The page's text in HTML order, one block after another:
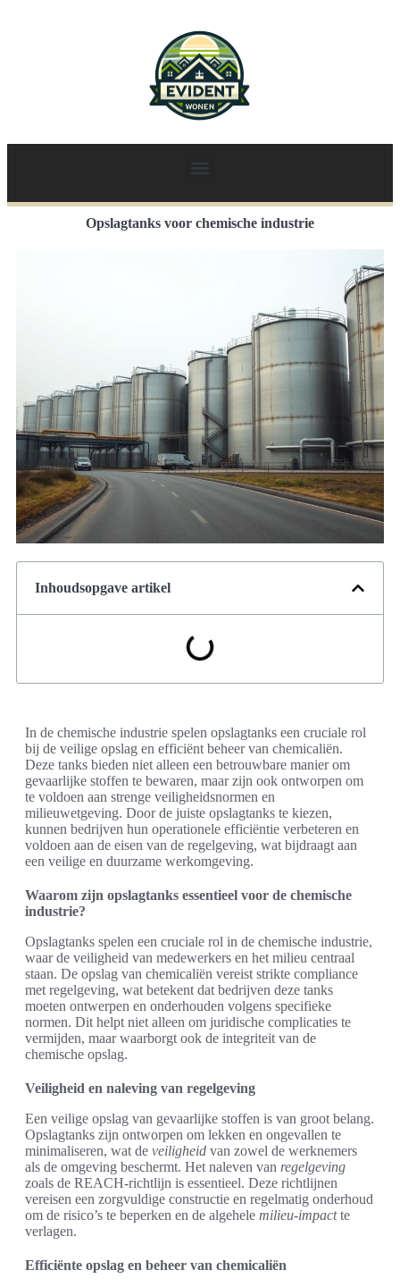
Opslagtanks voor chemische industrie
Inhoudsopgave artikel
In de chemische industrie spelen opslagtanks een cruciale rol
bij de veilige opslag en efficiënt beheer van chemicaliën.
Deze tanks bieden niet alleen een betrouwbare manier om
gevaarlijke stoffen te bewaren, maar zijn ook ontworpen om
te voldoen aan strenge veiligheidsnormen en
milieuwetgeving. Door de juiste opslagtanks te kiezen,
kunnen bedrijven hun operationele efficiëntie verbeteren en
voldoen aan de eisen van de regelgeving, wat bijdraagt aan
een veilige en duurzame werkomgeving.
Waarom zijn opslagtanks essentieel voor de chemische
industrie?
Opslagtanks spelen een cruciale rol in de chemische industrie,
waar de veiligheid van medewerkers en het milieu centraal
staan. De opslag van chemicaliën vereist strikte compliance
met regelgeving, wat betekent dat bedrijven deze tanks
moeten ontwerpen en onderhouden volgens specifieke
normen. Dit helpt niet alleen om juridische complicaties te
vermijden, maar waarborgt ook de integriteit van de
chemische opslag.
Veiligheid en naleving van regelgeving
Een veilige opslag van gevaarlijke stoffen is van groot belang.
Opslagtanks zijn ontworpen om lekken en ongevallen te
minimaliseren, wat de veiligheid van zowel de werknemers
als de omgeving beschermt. Het naleven van regelgeving
zoals de REACH-richtlijn is essentieel. Deze richtlijnen
vereisen een zorgvuldige constructie en regelmatig onderhoud
om de risico’s te beperken en de algehele milieu-impactte
verlagen.
Efficiënte opslag en beheer van chemicaliën